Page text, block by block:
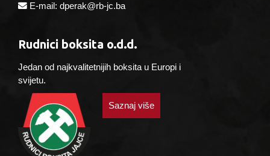
E-mail: dperak@rb-jc.ba
Rudnici boksita o.d.d.
Jedan od najkvalitetnijih boksita u Europi i
svijetu.
Saznaj više